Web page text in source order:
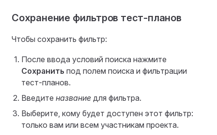
Сохранение фильтров тест-планов
Чтобы сохранить фильтр:
После ввода условий поиска нажмите
Сохранить под полем поиска и фильтрации
тест-планов.
Введите название для фильтра.
Выберите, кому будет доступен этот фильтр:
только вам или всем участникам проекта.